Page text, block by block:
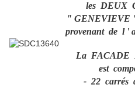
les DEUX
"
provenant de l '
La FACADE
est
- 22 carrés